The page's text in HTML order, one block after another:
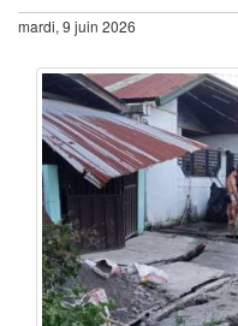
mardi, 9 juin 2026